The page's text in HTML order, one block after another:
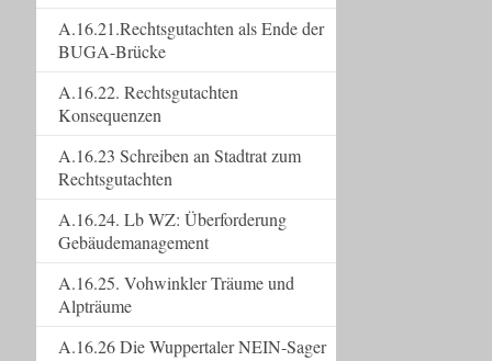
A.16.21.Rechtsgutachten als Ende der
BUGA-Brücke
A.16.22. Rechtsgutachten
Konsequenzen
A.16.23 Schreiben an Stadtrat zum
Rechtsgutachten
A.16.24. Lb WZ: Überforderung
Gebäudemanagement
A.16.25. Vohwinkler Träume und
Alpträume
A.16.26 Die Wuppertaler NEIN-Sager